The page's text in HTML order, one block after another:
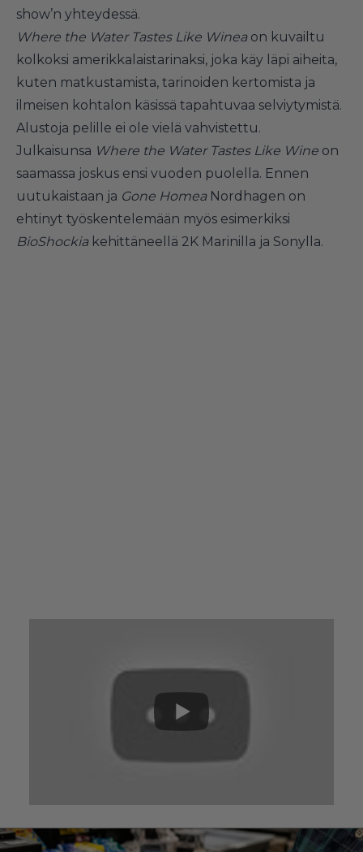
show’n yhteydessä.
Where the Water Tastes Like Winea on kuvailtu
kolkoksi amerikkalaistarinaksi, joka käy läpi aiheita,
kuten matkustamista, tarinoiden kertomista ja
ilmeisen kohtalon käsissä tapahtuvaa selviytymistä.
Alustoja pelille ei ole vielä vahvistettu.
Julkaisunsa Where the Water Tastes Like Wine on
saamassa joskus ensi vuoden puolella. Ennen
uutukaistaan ja Gone HomeaNordhagen on
ehtinyt työskentelemään myös esimerkiksi
BioShockia kehittäneellä 2K Marinilla ja Sonylla.